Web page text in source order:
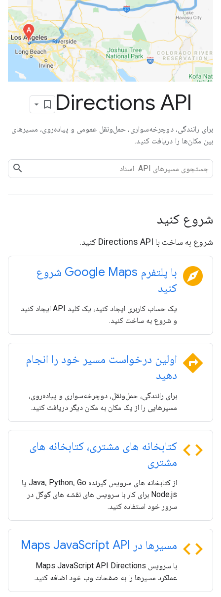
Directions API
برای رانندگی، دوچرخه‌سواری، حمل‌ونقل عمومی و پیاده‌روی، مسیرهای
بین مکان‌ها را دریافت کنید.
شروع کنید
شروع به ساخت با Directions API کنید.
explore
با پلتفرم Google Maps شروع
کنید
یک حساب کاربری ایجاد کنید، یک کلید API ایجاد کنید
و شروع به ساخت کنید.
directions اولین درخواست مسیر خود را انجام
دهید
برای رانندگی، حمل‌ونقل، دوچرخه‌سواری و پیاده‌روی،
مسیرهایی را از یک مکان به مکان دیگر دریافت کنید.
code کتابخانه های مشتری، کتابخانه های
مشتری
از کتابخانه های سرویس گیرنده Java، Python، Go یا
Node.js برای کار با سرویس های نقشه های گوگل در
سرور خود استفاده کنید.
code مسیرها در Maps Java Script API
با سرویس Maps JavaScript API Directions
عملکرد مسیرها را به صفحات وب خود اضافه کنید.